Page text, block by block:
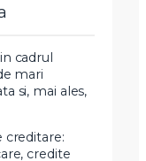
cadrul
mari
si, mai ales,
credite